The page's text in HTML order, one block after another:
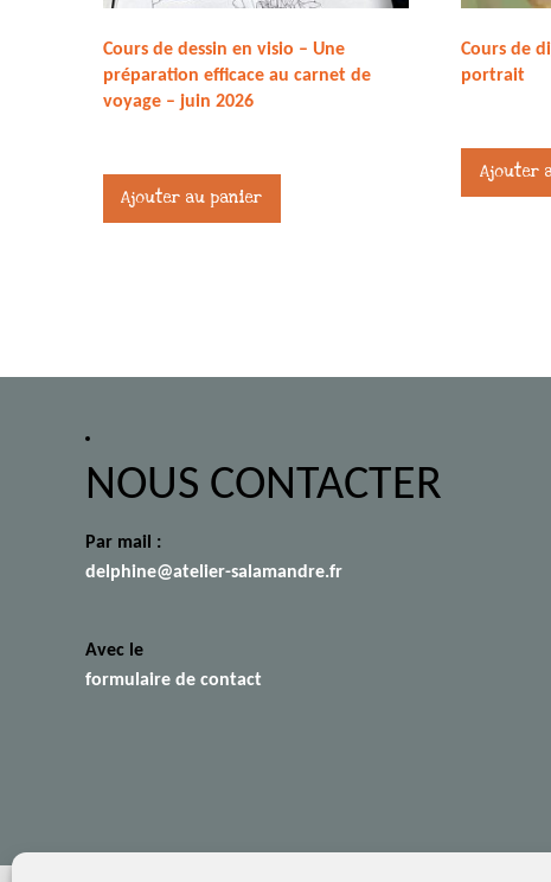
Cours de dessin en visio – Une
préparation efficace au carnet de
voyage – juin 2026
Ajouter au panier
Cours de
portrait
Ajouter
NOUS CONTACTER
Par mail :
delphine@atelier-salamandre.fr
Avec le
formulaire de contact